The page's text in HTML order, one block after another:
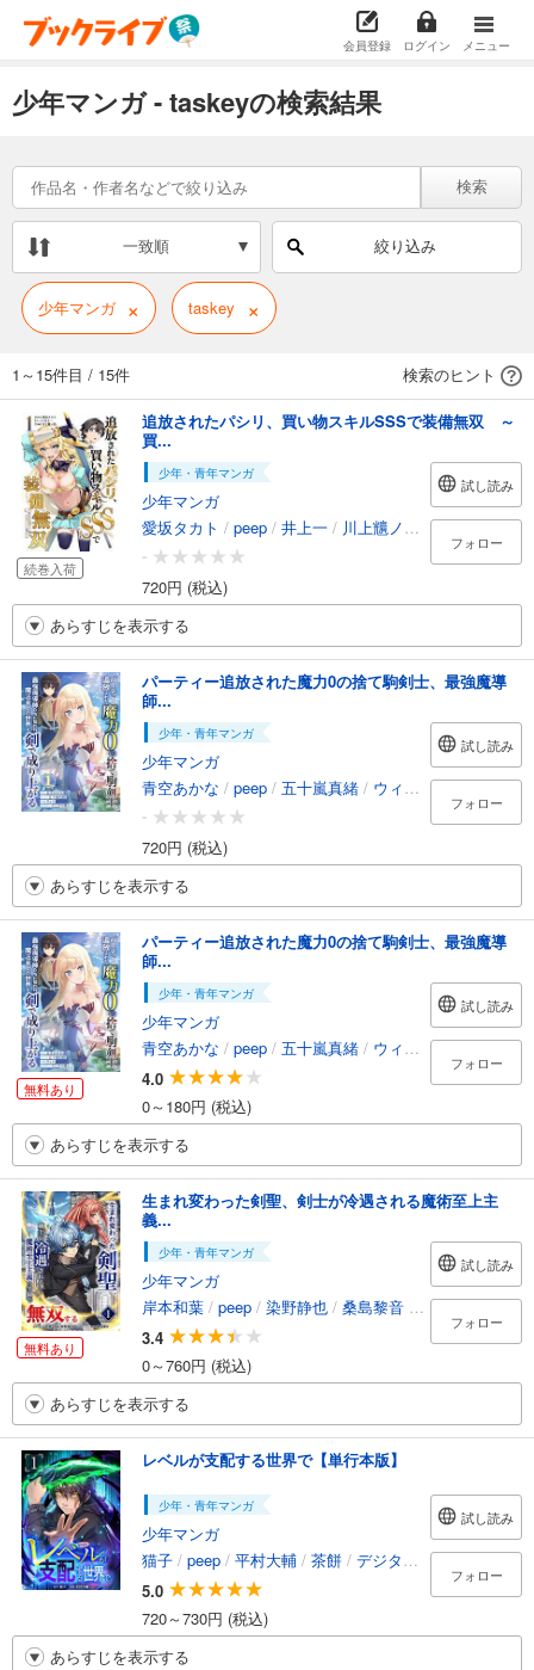
会員登録 ログイン メニュー
少年マンガ - taskeyの検索結果
検索
一致順 絞り込み
少年マンガ × taskey ×
1～15件目 / 15件 検索のヒント
続巻入荷
追放されたパシリ、買い物スキルSSSで装備無双 ～
買...
少年・青年マンガ
少年マンガ
愛坂タカト / peep / 井上一 / 川上兤ノ佑 /taskey
-
720円 (税込)
試し読み
フォロー
あらすじを表示する
パーティー追放された魔力0の捨て駒剣士、最強魔導
師...
少年・青年マンガ
少年マンガ
青空あかな / peep / 五十嵐真緒 / ウィト・泉野将大 /デ
-
720円 (税込)
試し読み
フォロー
あらすじを表示する
無料あり
パーティー追放された魔力0の捨て駒剣士、最強魔導
師...
少年・青年マンガ
少年マンガ
青空あかな / peep / 五十嵐真緒 / ウィト・泉野将大 /デ
4.0
0～180円 (税込)
試し読み
フォロー
あらすじを表示する
無料あり
生まれ変わった剣聖、剣士が冷遇される魔術至上主
義...
少年・青年マンガ
少年マンガ
岸本和葉 / peep / 染野静也 / 桑島黎音
taskey STUDIO
3.4
0～760円 (税込)
試し読み
フォロー
あらすじを表示する
レベルが支配する世界で【単行本版】
少年・青年マンガ
少年マンガ
猫子 / peep / 平村大輔 / 茶餅 / デジタル職人 /taskey
5.0
720～730円 (税込)
試し読み
フォロー
あらすじを表示する